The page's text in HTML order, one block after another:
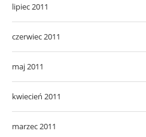
lipiec 2011
czerwiec 2011
maj 2011
kwiecień 2011
marzec 2011